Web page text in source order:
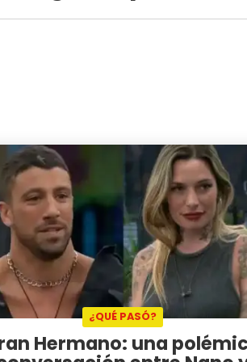
¿QUÉ PASÓ?
Hermano: una